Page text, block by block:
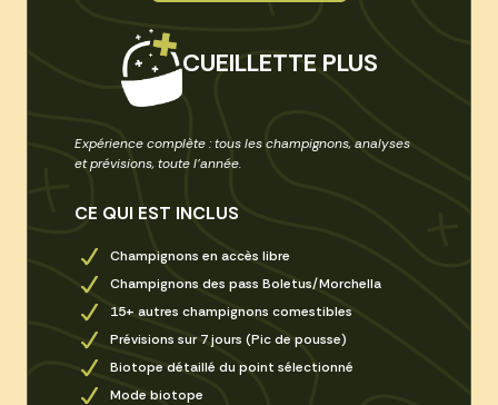
CUEILLETTE PLUS
Expérience complète : tous les champignons, analyses
et prévisions, toute l’année.
CE QUI EST INCLUS
Champignons en accès libre
Champignons des pass Boletus/Morchella
15+ autres champignons comestibles
Prévisions sur 7 jours (Pic de pousse)
Biotope détaillé du point sélectionné
Mode biotope